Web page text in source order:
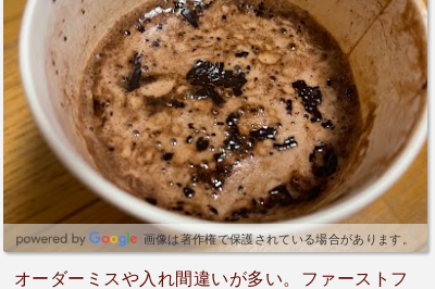
画像は著作権で保護されている場合があります。
オーダーミスや入れ間違いが多い。ファーストフ